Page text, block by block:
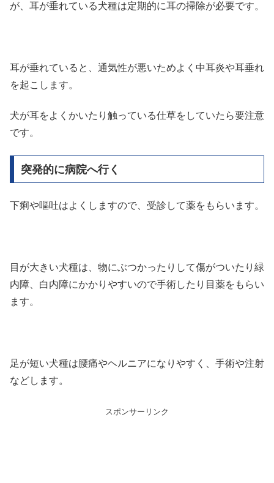
が、耳が垂れている犬種は定期的に耳の掃除が必要です。
耳が垂れていると、通気性が悪いためよく中耳炎や耳垂れ
を起こします。
犬が耳をよくかいたり触っている仕草をしていたら要注意
です。
突発的に病院へ行く
下痢や嘔吐はよくしますので、受診して薬をもらいます。
目が大きい犬種は、物にぶつかったりして傷がついたり緑
内障、白内障にかかりやすいので手術したり目薬をもらい
ます。
足が短い犬種は腰痛やヘルニアになりやすく、手術や注射
などします。
スポンサーリンク